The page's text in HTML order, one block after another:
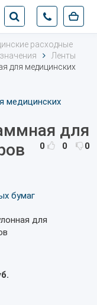
расходные
Ленты
для медицинских
для
0 0 0
бумаг
для